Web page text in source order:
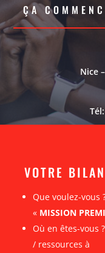
ÇA
Nice
VOTRE
Que voulez-vous
« MISSION
Où en êtes-vous
/ ressources à